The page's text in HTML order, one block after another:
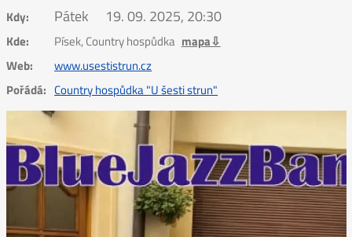
Kdy: Pátek 19. 09. 2025, 20:30
Kde: Písek, Country hospůdka mapa⇩
Web:
www.usestistrun.cz
Pořádá: Country hospůdka "U šesti strun"